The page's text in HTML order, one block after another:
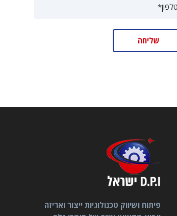
פיתוח ושיווק טכנולוגיות ייצור ואריזה